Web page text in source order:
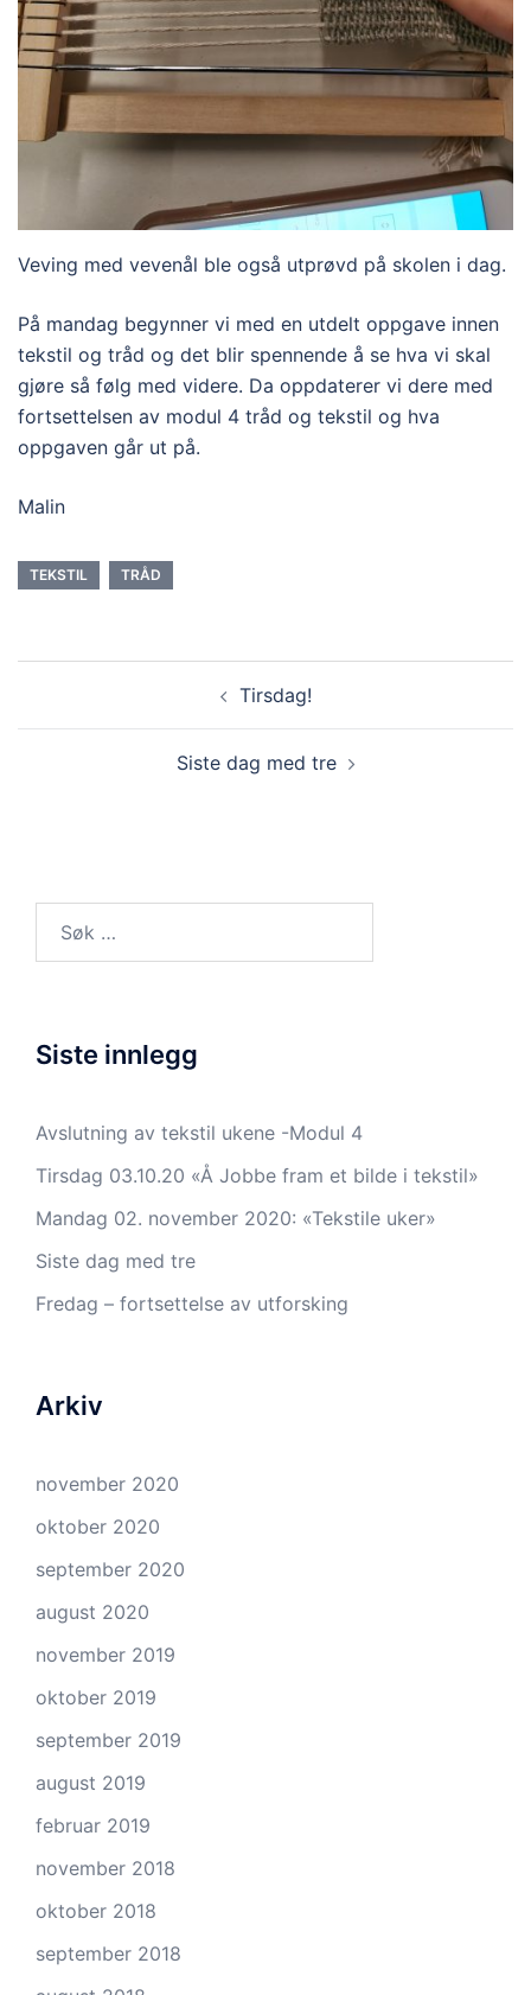
Veving med vevenål ble også utprøvd på skolen i dag.
På mandag begynner vi med en utdelt oppgave innen
tekstil og tråd og det blir spennende å se hva vi skal
gjøre så følg med videre. Da oppdaterer vi dere med
fortsettelsen av modul 4 tråd og tekstil og hva
oppgaven går ut på.
Malin
TEKSTIL TRÅD
Tirsdag!
Siste dag med tre
etter:
Siste innlegg
Avslutning av tekstil ukene -Modul 4
Tirsdag 03.10.20 «Å Jobbe fram et bilde i tekstil»
Mandag 02. november 2020: «Tekstile uker»
Siste dag med tre
Fredag – fortsettelse av utforsking
Arkiv
november 2020
oktober 2020
september 2020
august 2020
november 2019
oktober 2019
september 2019
august 2019
februar 2019
november 2018
oktober 2018
september 2018